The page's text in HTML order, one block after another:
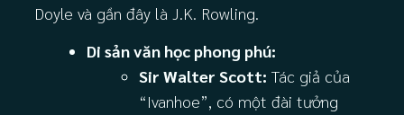
Doyle và gần đây là J.K. Rowling.
Di sản văn học phong phú:
Sir Walter Scott: Tác giả của
“Ivanhoe”, có một đài tưởng